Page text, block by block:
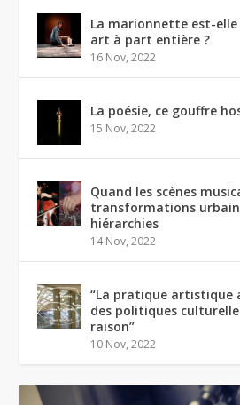
La marionnette est-
art à part entière ?
16 Nov, 2022
La poésie, ce gouffre
15 Nov, 2022
Quand les scènes
transformations
hiérarchies
14 Nov, 2022
“La pratique artistique
des politiques
raison”
10 Nov, 2022